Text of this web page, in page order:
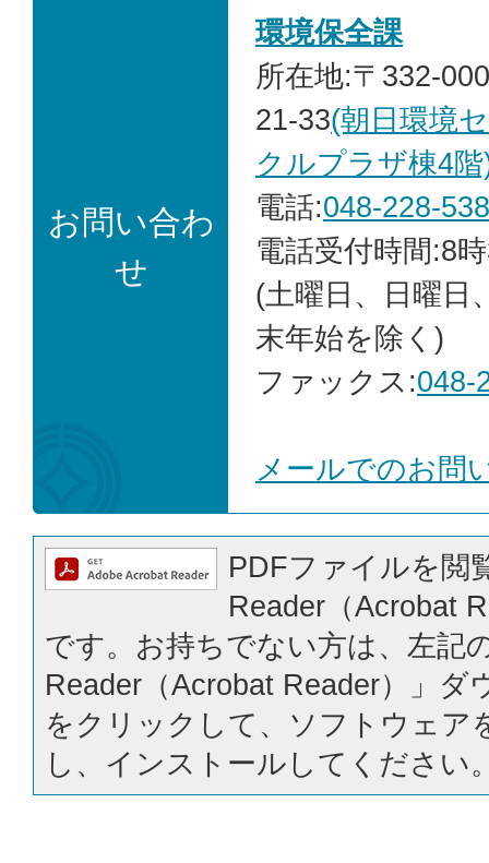
お問い合わ
せ
環境保全課
所在地:〒332-
21-33(朝日環境
クルプラザ棟4
電話:048-228-
電話受付時間:8
(土曜日、日曜日
末年始を除く)
ファックス:048-
メールでのお問
PDFファイルを閲
Reader（Acrobat
です。お持ちでない方は、左記
Reader（Acrobat Reader）」ダ
をクリックして、ソフトウェア
し、インストールしてください